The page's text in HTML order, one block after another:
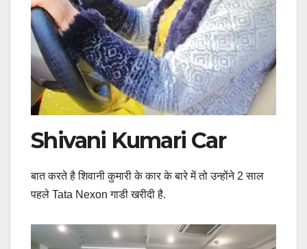
Shivani Kumari Car
बात करते है शिवानी कुमारी के कार के बारे में तो उन्होंने 2 साल
पहले Tata Nexon गाडी खरीदी है.